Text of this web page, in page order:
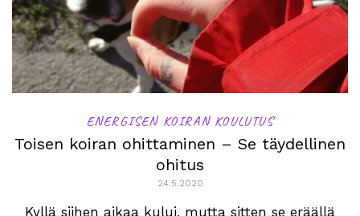
ENERGISEN KOIRAN KOULUTUS
Toisen koiran ohittaminen – Se täydellinen
ohitus
24.5.2020
Kyllä siihen aikaa kului, mutta sitten se eräällä